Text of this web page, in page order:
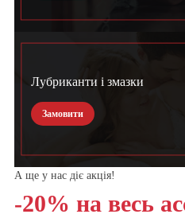
Лубриканти і змазки
Замовити
А ще у нас діє акція!
-20% на весь